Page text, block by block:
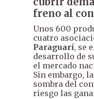
freno al
Unos 600
cuatro
Paraguarí, se
desarrollo de
el mercado
Sin embargo,
sombra del
riesgo las